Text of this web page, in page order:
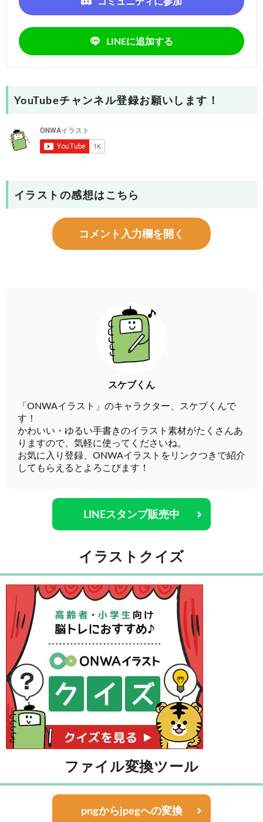
LINEに追加する
YouTubeチャンネル登録お願いします！
イラストの感想はこちら
コメント入力欄を開く
スケブくん
「ONWAイラスト」のキャラクター、スケブくんで
す！
かわいい・ゆるい手書きのイラスト素材がたくさんあ
りますので、気軽に使ってくださいね。
お気に入り登録、ONWAイラストをリンクつきで紹介
してもらえるとよろこびます！
LINEスタンプ販売中
イラストクイズ
ファイル変換ツール
pngからjpegへの変換